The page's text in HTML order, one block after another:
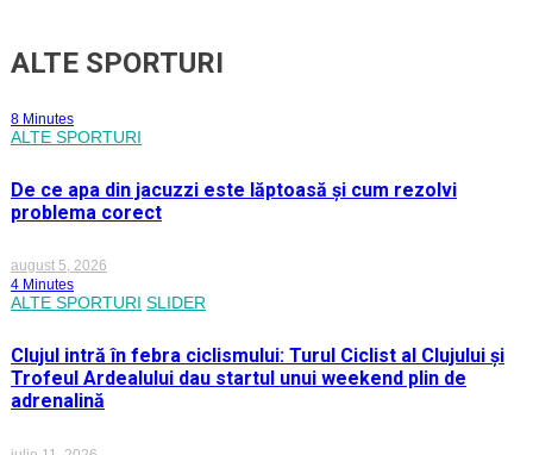
ALTE SPORTURI
8 Minutes
ALTE SPORTURI
De ce apa din jacuzzi este lăptoasă și cum rezolvi
problema corect
august 5, 2026
4 Minutes
ALTE SPORTURI SLIDER
Clujul intră în febra ciclismului: Turul Ciclist al Clujului și
Trofeul Ardealului dau startul unui weekend plin de
adrenalină